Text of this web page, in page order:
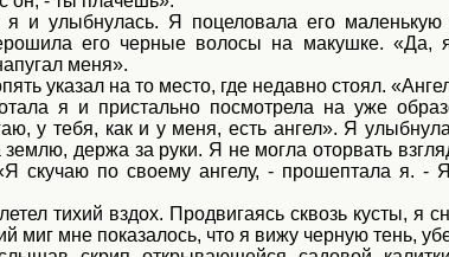
я и улыбнулась. Я поцеловала его
его черные волосы на макушке. «Да,
меня».
указал на то место, где недавно стоял.
я и пристально посмотрела на уже
у тебя, как и у меня, есть ангел». Я
держа за руки. Я не могла оторвать
скучаю по своему ангелу, - прошептала я. -
тихий вздох. Продвигаясь сквозь кусты, я
миг мне показалось, что я вижу черную тень,